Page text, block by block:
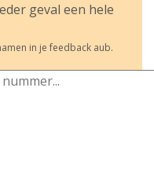
geval een hele
in je feedback aub.